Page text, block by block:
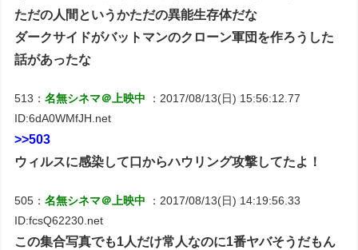
ただの人間というかただの異能生存体だな
ダークサイドがバットマンのクローン軍団を作ろうした
話があったな
513：名無シネマ＠上映中
：2017/08/13(日) 15:56:12.77
ID:6dA0WMfJH.net
>>503
ウィルスに感染して口からハウリング攻撃してたよ！
505：名無シネマ＠上映中
：2017/08/13(日) 14:19:56.33
ID:fcsQ62230.net
この集合写真でも1人だけ常人なのに1番ヤバそうだもん